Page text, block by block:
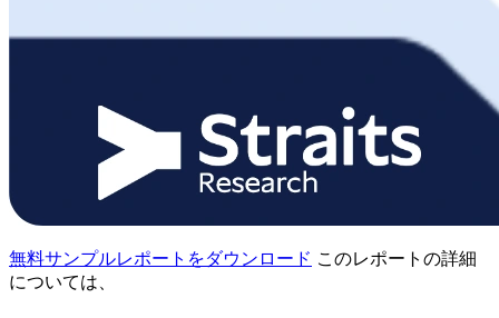
無料サンプルレポートをダウンロード このレポートの詳細
については、